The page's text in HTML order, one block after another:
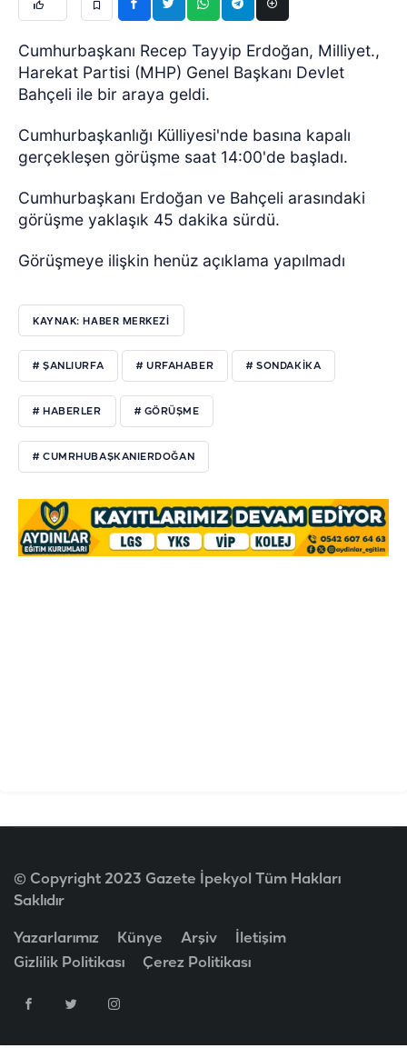
Cumhurbaşkanı Recep Tayyip Erdoğan, Milliyet.,
Harekat Partisi (MHP) Genel Başkanı Devlet
Bahçeli ile bir araya geldi.
Cumhurbaşkanlığı Külliyesi'nde basına kapalı
gerçekleşen görüşme saat 14:00'de başladı.
Cumhurbaşkanı Erdoğan ve Bahçeli arasındaki
görüşme yaklaşık 45 dakika sürdü.
Görüşmeye ilişkin henüz açıklama yapılmadı
KAYNAK: HABER MERKEZI
# ŞANLIURFA # URFAHABER # SONDAKIKA
# HABERLER # GÖRÜŞME
# CUMRHUBAŞKANIERDOĞAN
© Copyright 2023 Gazete İpekyol Tüm Hakları
Saklıdır
Yazarlarımız Künye Arşiv
İletişim
Gizlilik Politikası
Çerez Politikası